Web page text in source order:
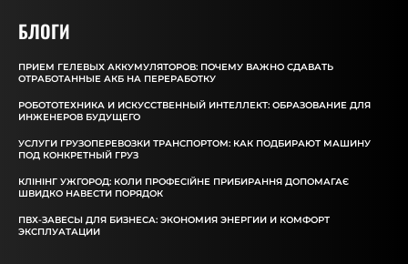
БЛОГИ
ПРИЕМ ГЕЛЕВЫХ АККУМУЛЯТОРОВ: ПОЧЕМУ ВАЖНО СДАВАТЬ
ОТРАБОТАННЫЕ АКБ НА ПЕРЕРАБОТКУ
РОБОТОТЕХНИКА И ИСКУССТВЕННЫЙ ИНТЕЛЛЕКТ: ОБРАЗОВАНИЕ ДЛЯ
ИНЖЕНЕРОВ БУДУЩЕГО
УСЛУГИ ГРУЗОПЕРЕВОЗКИ ТРАНСПОРТОМ: КАК ПОДБИРАЮТ МАШИНУ
ПОД КОНКРЕТНЫЙ ГРУЗ
КЛІНІНГ УЖГОРОД: КОЛИ ПРОФЕСІЙНЕ ПРИБИРАННЯ ДОПОМАГАЄ
ШВИДКО НАВЕСТИ ПОРЯДОК
ПВХ-ЗАВЕСЫ ДЛЯ БИЗНЕСА: ЭКОНОМИЯ ЭНЕРГИИ И КОМФОРТ
ЭКСПЛУАТАЦИИ